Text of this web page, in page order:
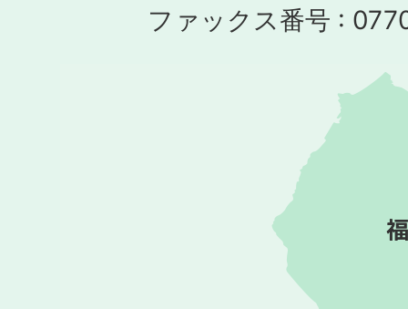
ファックス番号 :